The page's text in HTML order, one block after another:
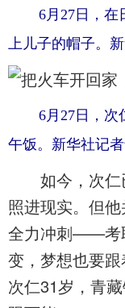
6月27日，在
上儿子的帽子。
6月27日，次
午饭。新华社记
如今，次仁
照进现实。但
全力冲刺——考
变，梦想也要跟
次仁31岁，青